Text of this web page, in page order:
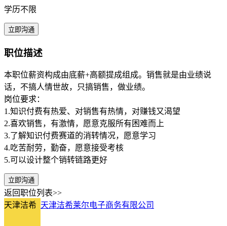
学历不限
立即沟通
职位描述
本职位薪资构成由底薪+高额提成组成。销售就是由业绩说
话，不搞人情世故，只搞销售，做业绩。
岗位要求：
1.知识付费有热爱、对销售有热情，对赚钱又渴望
2.喜欢销售，有激情，愿意克服所有困难而上
3.了解知识付费赛道的消转情况，愿意学习
4.吃苦耐劳，勤奋，愿意接受考核
5.可以设计整个销转链路更好
立即沟通
返回职位列表>>
天津洁希 天津洁希莱尔电子商务有限公司